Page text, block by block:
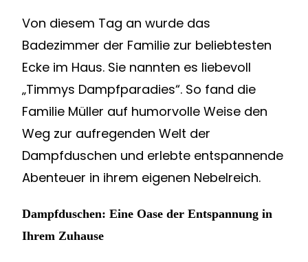
Von diesem Tag an wurde das
Badezimmer der Familie zur beliebtesten
Ecke im Haus. Sie nannten es liebevoll
„Timmys Dampfparadies“. So fand die
Familie Müller auf humorvolle Weise den
Weg zur aufregenden Welt der
Dampfduschen und erlebte entspannende
Abenteuer in ihrem eigenen Nebelreich.
Dampfduschen: Eine Oase der Entspannung in
Ihrem Zuhause